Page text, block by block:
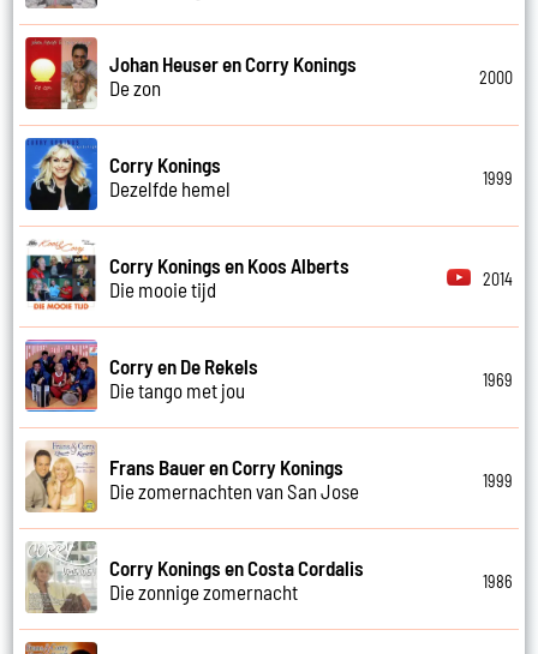
Johan Heuser en Corry Konings
De zon
2000
Corry Konings
Dezelfde hemel
1999
Corry Konings en Koos Alberts
Die mooie tijd
2014
Corry en De Rekels
Die tango met jou
1969
Frans Bauer en Corry Konings
Die zomernachten van San Jose
1999
Corry Konings en Costa Cordalis
Die zonnige zomernacht
1986